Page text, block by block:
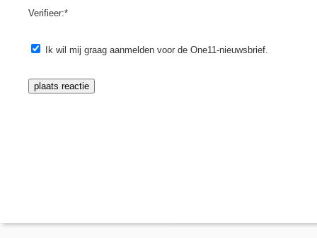
Verifieer:*
Ik wil mij graag aanmelden voor de One11-nieuwsbrief.